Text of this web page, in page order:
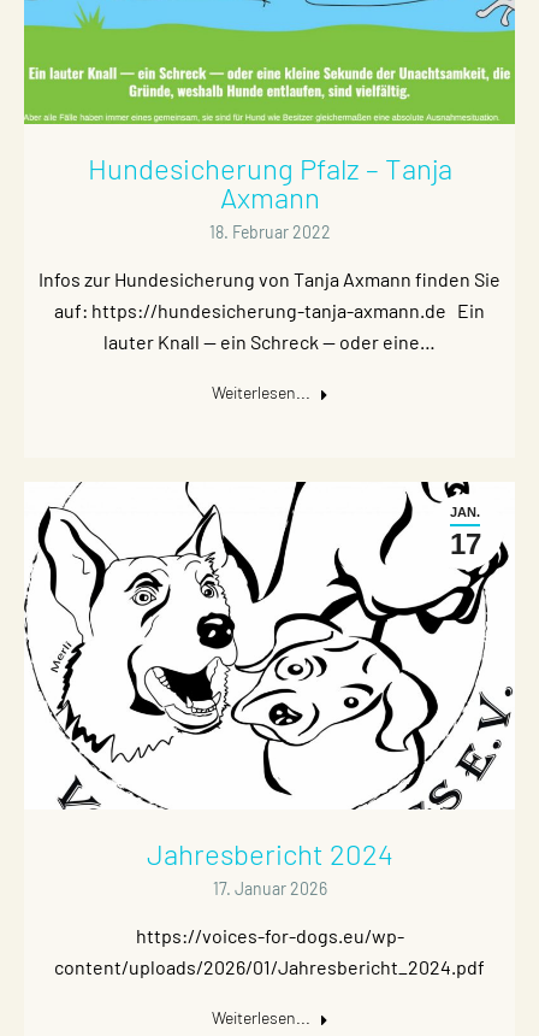
Hundesicherung Pfalz – Tanja
Axmann
18. Februar 2022
Infos zur Hundesicherung von Tanja Axmann finden Sie
auf: https://hundesicherung-tanja-axmann.de Ein
lauter Knall — ein Schreck — oder eine…
Weiterlesen...
JAN.
17
Jahresbericht 2024
17. Januar 2026
https://voices-for-dogs.eu/wp-
content/uploads/2026/01/Jahresbericht_2024.pdf
Weiterlesen...